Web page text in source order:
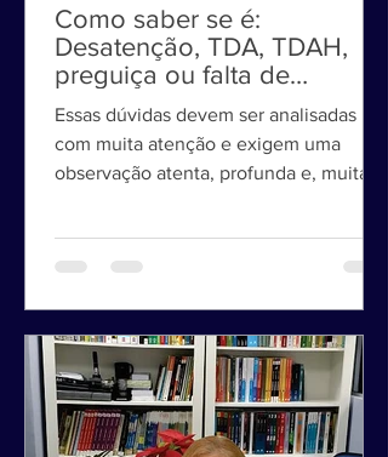
Como saber se é:
Desatenção, TDA, TDAH,
preguiça ou falta de
motivação?
Essas dúvidas devem ser analisadas
com muita atenção e exigem uma
vezes, requerem uma abordagem...
20 de ago. de 2018